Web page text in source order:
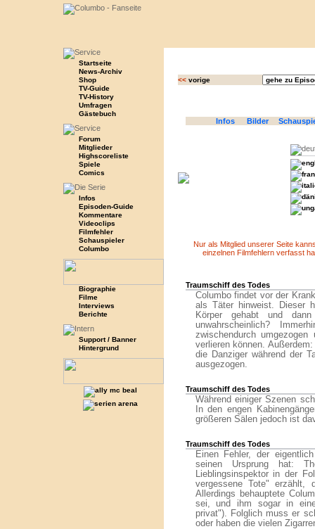
Startseite
News-Archiv
Shop
TV-Guide
TV-History
Umfragen
Gästebuch
Forum
Mitglieder
Highscoreliste
Spiele
Comics
Infos
Episoden-Guide
Kommentare
Videoclips
Filmfehler
Schauspieler
Columbo
Biographie
Filme
Interviews
Berichte
Support / Banner
Hintergrund
<<vorige
Infos Bilder
Nur als Mitglied unserer Seite
einzelnen Filmfehlern verfasst
Traumschiff des Todes
Columbo findet vor der
als Täter hinweist. Dieser
Körper gehabt und
unwahrscheinlich?
zwischendurch
verlieren können.
die Danziger während der
ausgezogen.
Traumschiff des Todes
Während einiger Szenen
In den engen
größeren Sälen jedoch ist
Traumschiff des Todes
Einen Fehler, der
seinen Ursprung hat:
Lieblingsinspektor in der
vergessene Tote"
Allerdings behauptete
sei, und ihm sogar in
privat"). Folglich muss er
oder haben die vielen